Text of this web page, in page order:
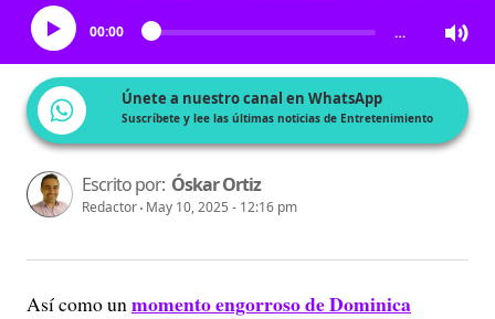
00:00 …
Únete a nuestro canal en WhatsApp
Suscríbete y lee las últimas noticias de Entretenimiento
Escrito por: Óskar Ortiz
Redactor May 10, 2025 - 12:16 pm
Así como unmomento engorroso de Dominica